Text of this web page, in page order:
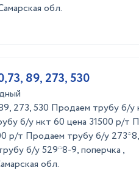
обл.
89, 273, 530
273, 530 Продаем трубу б/у
б/у нкт 60 цена 31500 р/т
р/т Продаем трубу б/у
б/у 529*8-9, поперчка ,
обл.